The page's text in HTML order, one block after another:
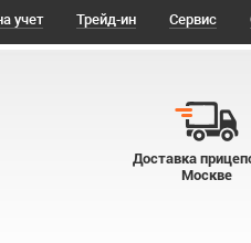
учет Трейд-ин Сервис
Доставка
Москве